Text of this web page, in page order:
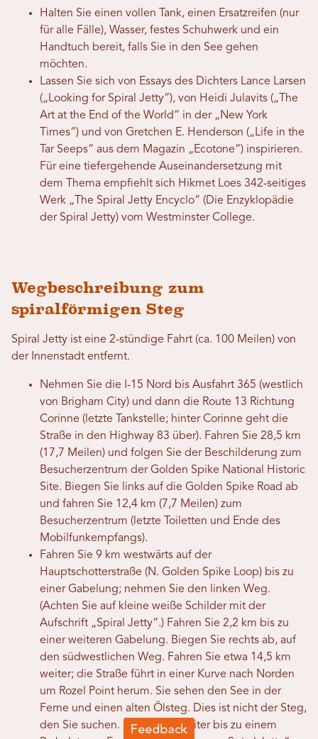
Halten Sie einen vollen Tank, einen Ersatzreifen (nur
für alle Fälle), Wasser, festes Schuhwerk und ein
Handtuch bereit, falls Sie in den See gehen
möchten.
Lassen Sie sich von Essays des Dichters Lance Larsen
(„Looking for Spiral Jetty“), von Heidi Julavits („The
Art at the End of the World“ in der „New York
Times“) und von Gretchen E. Henderson („Life in the
Tar Seeps“ aus dem Magazin „Ecotone“) inspirieren.
Für eine tiefergehende Auseinandersetzung mit
dem Thema empfiehlt sich Hikmet Loes 342-seitiges
Werk „The Spiral Jetty Encyclo“ (Die Enzyklopädie
der Spiral Jetty) vom Westminster College.
Wegbeschreibung zum
spiralförmigen Steg
Spiral Jetty ist eine 2-stündige Fahrt (ca. 100 Meilen) von
der Innenstadt entfernt.
Nehmen Sie die I-15 Nord bis Ausfahrt 365 (westlich
von Brigham City) und dann die Route 13 Richtung
Corinne (letzte Tankstelle; hinter Corinne geht die
Straße in den Highway 83 über). Fahren Sie 28,5 km
(17,7 Meilen) und folgen Sie der Beschilderung zum
Besucherzentrum der Golden Spike National Historic
Site. Biegen Sie links auf die Golden Spike Road ab
und fahren Sie 12,4 km (7,7 Meilen) zum
Besucherzentrum (letzte Toiletten und Ende des
Mobilfunkempfangs).
Fahren Sie 9 km westwärts auf der
Hauptschotterstraße (N. Golden Spike Loop) bis zu
einer Gabelung; nehmen Sie den linken Weg.
(Achten Sie auf kleine weiße Schilder mit der
Aufschrift „Spiral Jetty“.) Fahren Sie 2,2 km bis zu
einer weiteren Gabelung. Biegen Sie rechts ab, auf
den südwestlichen Weg. Fahren Sie etwa 14,5 km
weiter; die Straße führt in einer Kurve nach Norden
um Rozel Point herum. Sie sehen den See in der
Ferne und einen alten Ölsteg. Dies ist nicht der Steg,
den Sie suchen. Fahren Sie weiter bis zu einem